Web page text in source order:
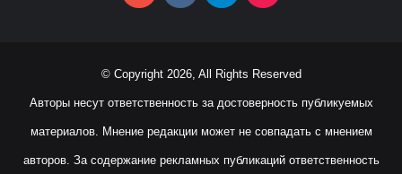
© Copyright 2026, All Rights Reserved
Авторы несут ответственность за достоверность публикуемых
материалов. Мнение редакции может не совпадать с мнением
авторов. За содержание рекламных публикаций ответственность